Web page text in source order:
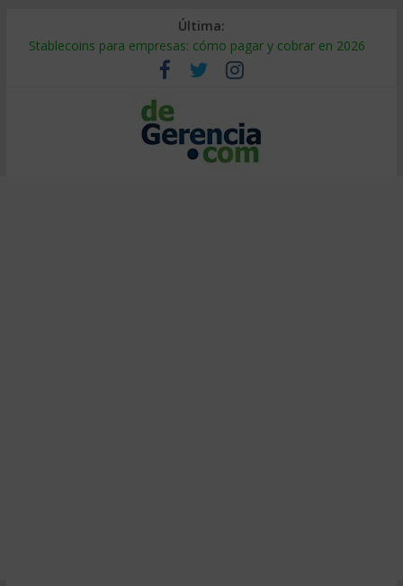
Última:
Stablecoins para empresas: cómo pagar y cobrar en 2026
Despido silencioso: qué es y por qué sale tan caro
IA en selección de personal: cómo auditarla a tiempo
Trabajo forzoso en la cadena de suministro: qué hacer
Mercado hispano de EE. UU.: cómo segmentarlo y venderle